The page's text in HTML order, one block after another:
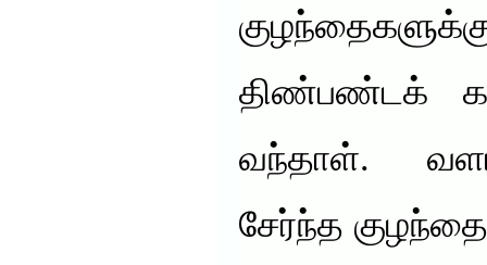
திண்பண்டக்
வந்தாள்.
சேர்ந்த